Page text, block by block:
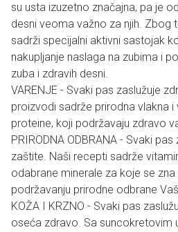
su usta izuzetno značajna, pa je
desni veoma važno za njih. Zbog
sadrži specijalni aktivni sastojak
nakupljanje naslaga na zubima i
zuba i zdravih desni.
VARENJE - Svaki pas zaslužuje
proizvodi sadrže prirodna vlakna
proteine, koji podržavaju zdravo
PRIRODNA ODBRANA - Svaki
zaštite. Naši recepti sadrže
odabrane minerale za koje se
podržavanju prirodne odbrane
KOŽA I KRZNO - Svaki pas
oseća zdravo. Sa suncokretovim